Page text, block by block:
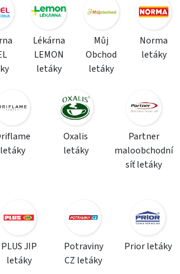
Lékárna
LEMON
letáky
Můj
Obchod
letáky
Norma
letáky
letáky
Oxalis
letáky
Partner
maloobchodní
síť letáky
PLUS JIP
letáky
Potraviny
CZ letáky
Prior letáky